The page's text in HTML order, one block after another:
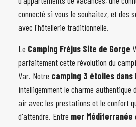
connecté si vous le souhaitez, et des
avec l'hôtellerie traditionnelle.
Le Camping Fréjus Site de Gorge
parfaitement cette révolution du
Var. Notre camping 3 étoiles dans
intelligemment le charme authentique
air avec les prestations et le confort
d'attendre. Entre mer Méditerranée